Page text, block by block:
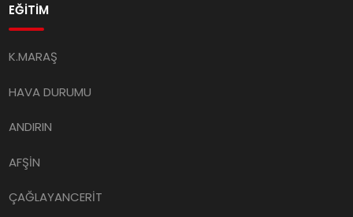
EĞİTİM
K.MARAŞ
HAVA DURUMU
ANDIRIN
AFŞİN
ÇAĞLAYANCERİT